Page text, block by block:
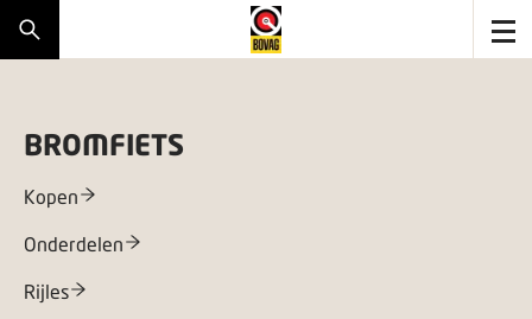
BROMFIETS
Kopen
Onderdelen
Rijles